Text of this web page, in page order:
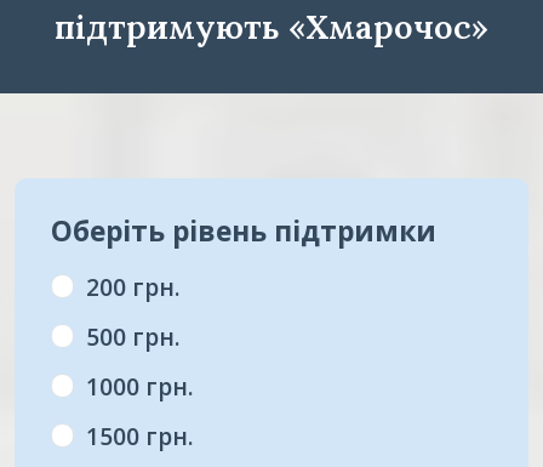
підтримують «Хмарочос»
Оберіть рівень підтримки
200 грн.
500 грн.
1000 грн.
1500 грн.